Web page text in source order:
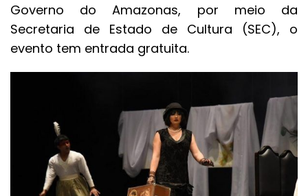
Governo do Amazonas, por meio da
Secretaria de Estado de Cultura (SEC), o
evento tem entrada gratuita.